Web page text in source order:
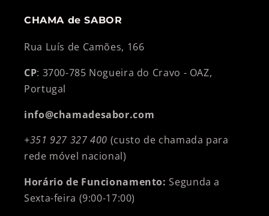
CHAMA de SABOR
Rua Luís de Camões, 166
CP: 3700-785 Nogueira do Cravo - OAZ,
Portugal
info@chamadesabor.com
+351 927 327 400 (custo de chamada para
rede móvel nacional)
Horário de Funcionamento: Segunda a
Sexta-feira (9:00-17:00)